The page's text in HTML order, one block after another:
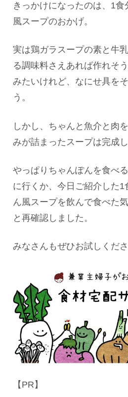
きっかけになったのは、1
風スープのおかげ。
実は鶏ガラスープの素と牛
る調味料さえあれば作れそ
みたいけれど、なにせ具を
う。
しかし、ちゃんと魚介と肉
みが詰まったスープは完成
やっぱりちゃんぽんを食べ
に行くか、今日ご紹介した
ん風スープを飲んで食べた
と再確認しました。
みなさんもぜひお試しくださ
【PR】